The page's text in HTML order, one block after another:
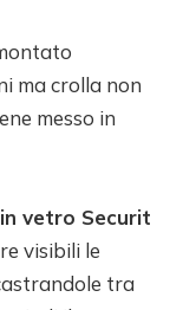
ma crolla non
messo in
vetro Securit
visibili le
tra